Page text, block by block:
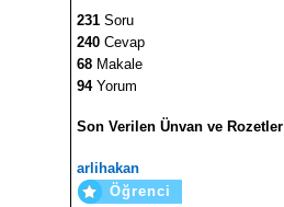
231 Soru
240 Cevap
68 Makale
94Yorum
Son Verilen Ünvan ve Rozetler
arlihakan
Öğrenci